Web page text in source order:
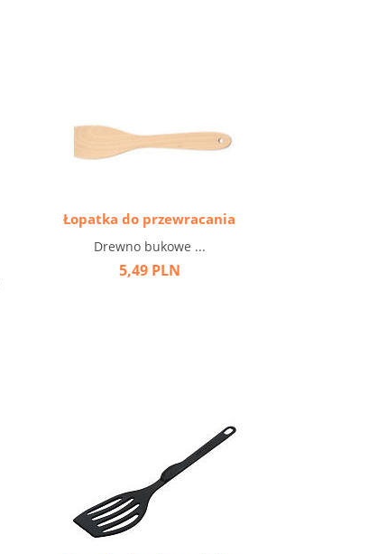
Łopatka do przewracania
Drewno bukowe ...
5,49 PLN